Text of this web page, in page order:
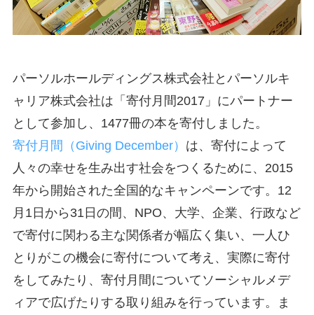
パーソルホールディングス株式会社とパーソルキ
ャリア株式会社は「寄付月間2017」にパートナー
として参加し、1477冊の本を寄付しました。
寄付月間（Giving December） は、寄付によって
人々の幸せを生み出す社会をつくるために、2015
年から開始された全国的なキャンペーンです。12
月1日から31日の間、NPO、大学、企業、行政など
で寄付に関わる主な関係者が幅広く集い、一人ひ
とりがこの機会に寄付について考え、実際に寄付
をしてみたり、寄付月間についてソーシャルメデ
ィアで広げたりする取り組みを行っています。ま